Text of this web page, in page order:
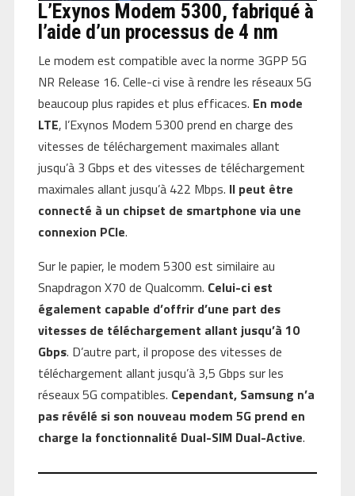
L’Exynos Modem 5300, fabriqué à
l’aide d’un processus de 4 nm
Le modem est compatible avec la norme 3GPP 5G
NR Release 16. Celle-ci vise à rendre les réseaux 5G
beaucoup plus rapides et plus efficaces. En mode
LTE, l’Exynos Modem 5300 prend en charge des
vitesses de téléchargement maximales allant
jusqu’à 3 Gbps et des vitesses de téléchargement
maximales allant jusqu’à 422 Mbps. Il peut être
connecté à un chipset de smartphone via une
connexion PCIe.
Sur le papier, le modem 5300 est similaire au
Snapdragon X70 de Qualcomm. Celui-ci est
également capable d’offrir d’une part des
vitesses de téléchargement allant jusqu’à 10
Gbps. D’autre part, il propose des vitesses de
téléchargement allant jusqu’à 3,5 Gbps sur les
réseaux 5G compatibles. Cependant, Samsung n’a
pas révélé si son nouveau modem 5G prend en
charge la fonctionnalité Dual-SIM Dual-Active.